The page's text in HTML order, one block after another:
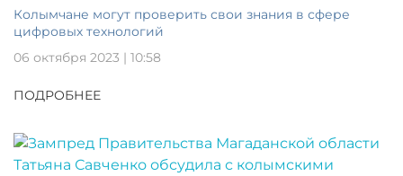
Колымчане могут проверить свои знания в сфере
цифровых технологий
06 октября 2023 | 10:58
ПОДРОБНЕЕ